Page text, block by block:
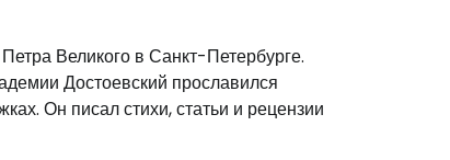
Великого в Санкт-Петербурге.
Достоевский прославился
Он писал стихи, статьи и рецензии